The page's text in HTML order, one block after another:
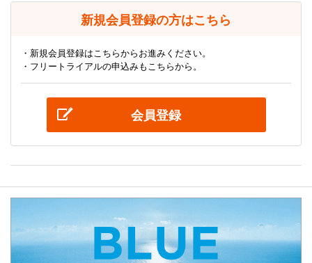
新規会員登録の方はこちら
・新規会員登録はこちらからお進みください。
・フリートライアルの申込みもこちらから。
会員登録